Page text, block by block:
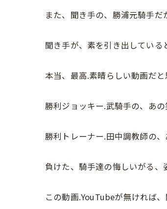
また、聞き手の、勝浦元騎手
聞き手が、素を引き出してい
本当、最高.素晴らしい動画だと
勝利ジョッキー.武騎手の、あ
勝利トレーナー.田中調教師の
負けた、騎手達の悔しいがる
この動画.YouTubeが無ければ